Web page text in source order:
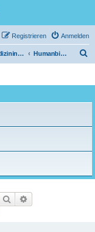
Anmelden
Registrieren
Medizininformatik Humanbiologie
Suche